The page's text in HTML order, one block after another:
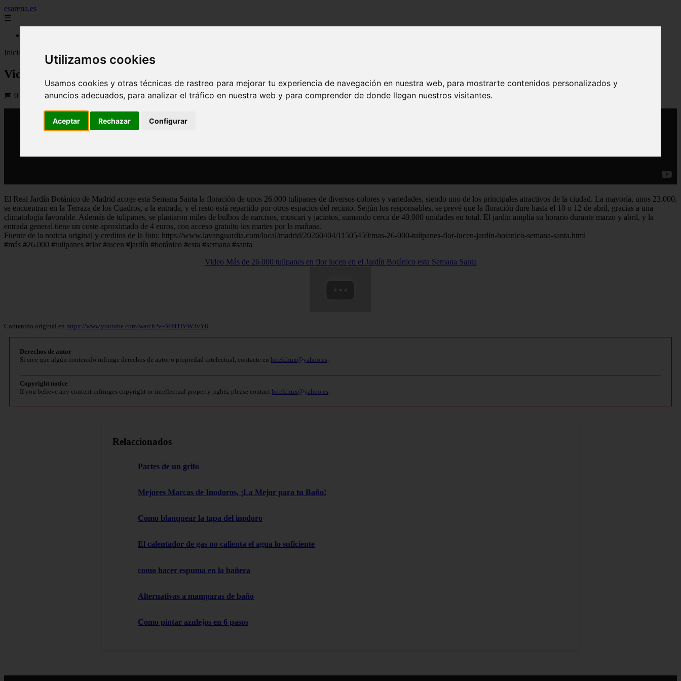
Utilizamos cookies
Usamos cookies y otras técnicas de rastreo para mejorar tu experiencia de navegación en nuestra web, para mostrarte contenidos personalizados y
anuncios adecuados, para analizar el tráfico en nuestra web y para comprender de donde llegan nuestros visitantes.
Aceptar Rechazar Configurar
esarena.es
☰
Inicio
yt-plantas > Video Más de 26.000 tulipanes en flor lucen en el Jardín Botánico esta Semana Santa
Video Más de 26.000 tulipanes en flor lucen en el Jardín Botánico esta Semana Santa
📅 05/04/2026
El Real Jardín Botánico de Madrid acoge esta Semana Santa la floración de unos 26.000 tulipanes de diversos colores y variedades, siendo uno de los principales atractivos de la ciudad. La mayoría, unos 23.000,
se encuentran en la Terraza de los Cuadros, a la entrada, y el resto está repartido por otros espacios del recinto. Según los responsables, se prevé que la floración dure hasta el 10 o 12 de abril, gracias a una
climatología favorable. Además de tulipanes, se plantaron miles de bulbos de narcisos, muscari y jacintos, sumando cerca de 40.000 unidades en total. El jardín amplía su horario durante marzo y abril, y la
entrada general tiene un coste aproximado de 4 euros, con acceso gratuito los martes por la mañana.
Fuente de la noticia original y creditos de la foto: https://www.lavanguardia.com/local/madrid/20260404/11505459/mas-26-000-tulipanes-flor-lucen-jardin-botanico-semana-santa.html
#más #26.000 #tulipanes #flor #lucen #jardín #botánico #esta #semana #santa
Video Más de 26.000 tulipanes en flor lucen en el Jardín Botánico esta Semana Santa
Contenido original en https://www.youtube.com/watch?v=Mf41PcW3vY8
Derechos de autor
Si cree que algún contenido infringe derechos de autor o propiedad intelectual, contacte en bitelchux@yahoo.es.
Copyright notice
If you believe any content infringes copyright or intellectual property rights, please contact bitelchux@yahoo.es.
Relaccionados
Partes de un grifo
Mejores Marcas de Inodoros, ¡La Mejor para tu Baño!
Como blanquear la tapa del inodoro
El calentador de gas no calienta el agua lo suficiente
como hacer espuma en la bañera
Alternativas a mamparas de baño
Como pintar azulejos en 6 pasos